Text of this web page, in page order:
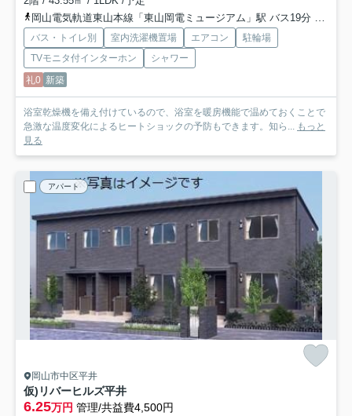
岡山電気軌道東山本線「東山岡電ミュージアム」駅 バス19分 「四軒屋」 停歩3分
バス・トイレ別 室内洗濯機置場 エアコン
駐輪場
TVモニタ付インターホン
シャワー
礼0 新築
浴室乾燥機を備え付けているので、浴室を暖房機能で温めておくことで
急激な温度変化によるヒートショックの予防もできます。知ら... もっと
見る
アパート
岡山市中区平井
仮)リバーヒルズ平井
6.25万円 管理/共益費4,500円